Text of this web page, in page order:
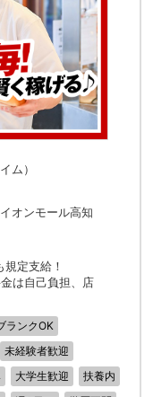
ム）
オンモール高知
定支給！
は自己負担、店
ランクOK
未経験者歓迎
大学生歓迎
扶養内